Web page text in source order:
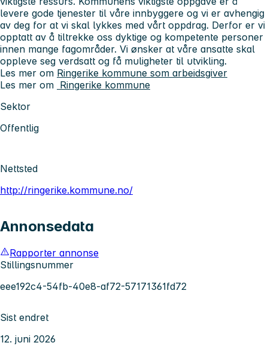
levere gode tjenester til våre innbyggere og vi er avhengig
av deg for at vi skal lykkes med vårt oppdrag. Derfor er vi
opptatt av å tiltrekke oss dyktige og kompetente personer
innen mange fagområder. Vi ønsker at våre ansatte skal
oppleve seg verdsatt og få muligheter til utvikling.
Les mer om Ringerike kommune som arbeidsgiver
Les mer om Ringerike kommune
Sektor
Offentlig
Nettsted
http://ringerike.kommune.no/
Annonsedata
Rapporter annonse
Stillingsnummer
eee192c4-54fb-40e8-af72-57171361fd72
Sist endret
12. juni 2026